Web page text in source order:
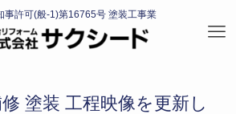
塗装 工程映像を更新し